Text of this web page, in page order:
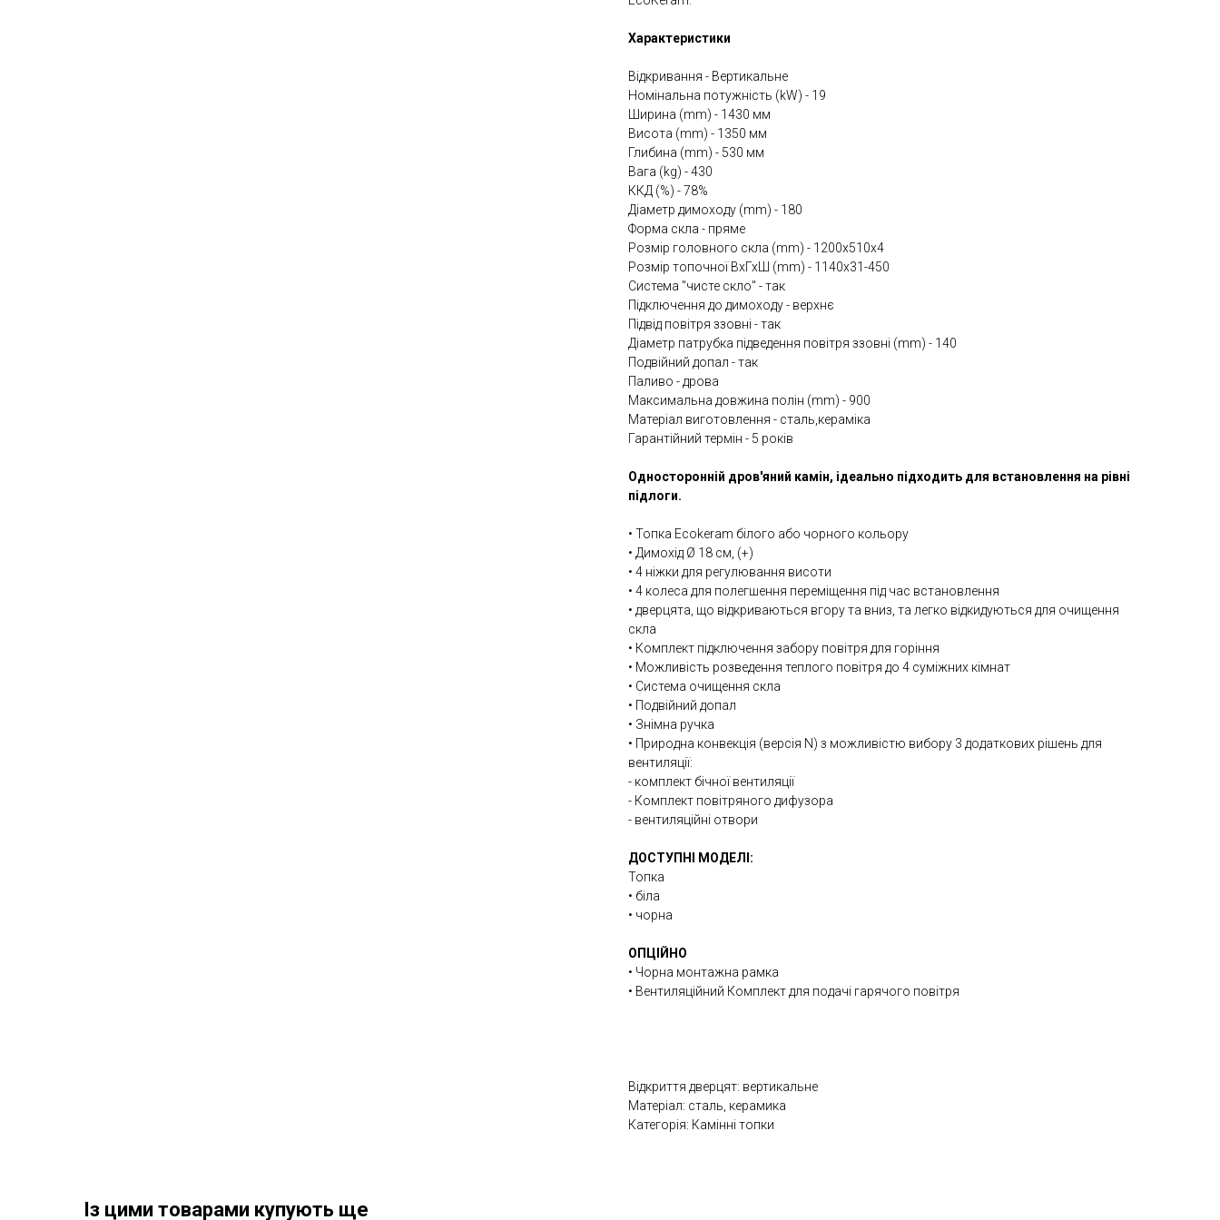
Характеристики
Відкривання - Вертикальне
Номінальна потужність (kW) - 19
Ширина (mm) - 1430 мм
Висота (mm) - 1350 мм
Глибина (mm) - 530 мм
Вага (kg) - 430
ККД (%) - 78%
Діаметр димоходу (mm) - 180
Форма скла - пряме
Розмір головного скла (mm) - 1200х510х4
Розмір топочної ВхГхШ (mm) - 1140х31-450
Система "чисте скло" - так
Підключення до димоходу - верхнє
Підвід повітря ззовні - так
Діаметр патрубка підведення повітря ззовні (mm) - 140
Подвійний допал - так
Паливо - дрова
Максимальна довжина полін (mm) - 900
Матеріал виготовлення - сталь,кераміка
Гарантійний термін - 5 років
Односторонній дров'яний камін, ідеально підходить для встановлення на рівні
підлоги.
• Топка Ecokeram білого або чорного кольору
• Димохід Ø 18 см, (+)
• 4 ніжки для регулювання висоти
• 4 колеса для полегшення переміщення під час встановлення
• дверцята, що відкриваються вгору та вниз, та легко відкидуються для очищення
скла
• Комплект підключення забору повітря для горіння
• Можливість розведення теплого повітря до 4 суміжних кімнат
• Система очищення скла
• Подвійний допал
• Знімна ручка
• Природна конвекція (версія N) з можливістю вибору 3 додаткових рішень для
вентиляції:
- комплект бічної вентиляції
- Комплект повітряного дифузора
- вентиляційні отвори
ДОСТУПНІ МОДЕЛІ:
Топка
• біла
• чорна
ОПЦІЙНО
• Чорна монтажна рамка
• Вентиляційний Комплект для подачі гарячого повітря
Відкриття дверцят: вертикальне
Матеріал: сталь, керамика
Категорія: Камінні топки
Із цими товарами купують ще